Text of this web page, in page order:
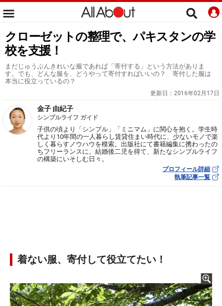
クローゼットの整理で、パキスタンの学
校を支援！
まだじゅうぶんきれいな服であれば「寄付する」という方法がありま
す。でも、どんな服を、どうやって寄付すればいいの？ 寄付した服は
本当に役立っているの？
更新日： 2016年02月17日
金子 由紀子
シンプルライフ ガイド
子供の頃より「シンプル」「ミニマム」に関心を抱く。学生時
代より10年間の一人暮らし賃貸住まい時代に、少ないモノで楽
しく暮らすノウハウを模索。出版社にて書籍編集に携わったの
ちフリーランスに。結婚後二児を得て、新たなシンプルライフ
の構築にいそしむ日々。
プロフィール詳細
執筆記事一覧
着ない服、寄付して役立てたい！